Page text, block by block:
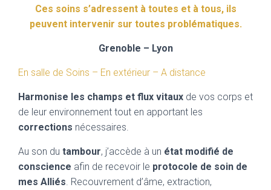
Ces soins s’adressent à toutes et à tous, ils
peuvent intervenir sur toutes problématiques.
Grenoble – Lyon
En salle de Soins – En extérieur – A distance
Harmonise les champs et flux vitaux de vos corps et
de leur environnement tout en apportant les
corrections nécessaires.
Au son du tambour, j’accède à un état modifié de
conscience afin de recevoir le protocole de soin de
mes Alliés . Recouvrement d’âme, extraction,